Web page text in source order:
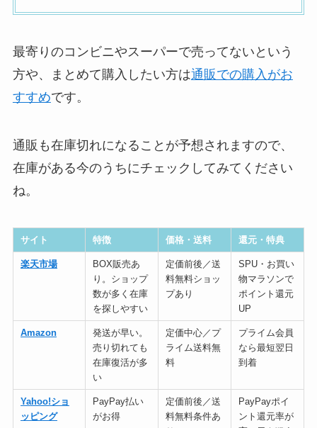
最寄りのコンビニやスーパーで売ってないという
方や、まとめて購入したい方は通販での購入がお
すすめです。
通販も在庫切れになることが予想されますので、
在庫がある今のうちにチェックしてみてください
ね。
サイト 特徴 価格・送料 還元・特典
楽天市場
BOX販売あ
り。ショップ
数が多く在庫
を探しやすい
定価前後／送
料無料ショッ
プあり
SPU・お買い
物マラソンで
ポイント還元
UP
Amazon
発送が早い。
売り切れても
在庫復活が多
い
定価中心／プ
ライム送料無
料
プライム会員
なら最短翌日
到着
Yahoo!ショ
ッピング
PayPay払い
がお得
定価前後／送
料無料条件あ
PayPayポイ
ント還元率が